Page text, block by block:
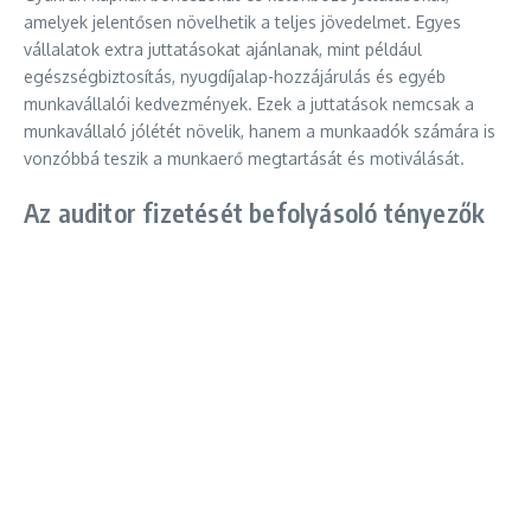
amelyek jelentősen növelhetik a teljes jövedelmet. Egyes
vállalatok extra juttatásokat ajánlanak, mint például
egészségbiztosítás, nyugdíjalap-hozzájárulás és egyéb
munkavállalói kedvezmények. Ezek a juttatások nemcsak a
munkavállaló jólétét növelik, hanem a munkaadók számára is
vonzóbbá teszik a munkaerő megtartását és motiválását.
Az auditor fizetését befolyásoló tényezők